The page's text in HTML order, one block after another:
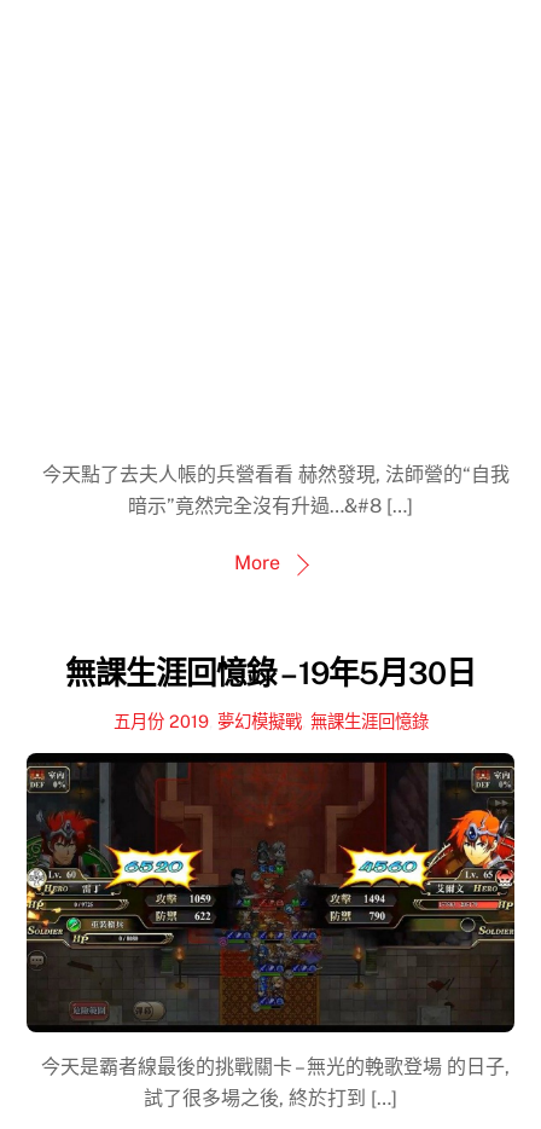
今天點了去夫人帳的兵營看看 赫然發現, 法師營的“自我
暗示”竟然完全沒有升過…&#8 […]
More
無課生涯回憶錄 – 19年5月30日
五月份 2019, 夢幻模擬戰, 無課生涯回憶錄
今天是霸者線最後的挑戰關卡 – 無光的輓歌登場 的日子,
試了很多場之後, 終於打到 […]